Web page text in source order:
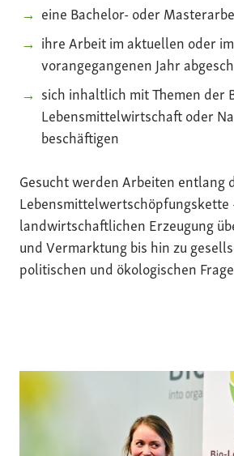
eine Bachelor- oder
ihre Arbeit im aktuellen oder im
vorangegangenen Jahr
sich inhaltlich mit Themen der
Lebensmittelwirtschaft oder
beschäftigen
Gesucht werden Arbeiten entlang
Lebensmittelwertschöpfungskette
landwirtschaftlichen Erzeugung
und Vermarktung bis hin zu
politischen und ökologischen